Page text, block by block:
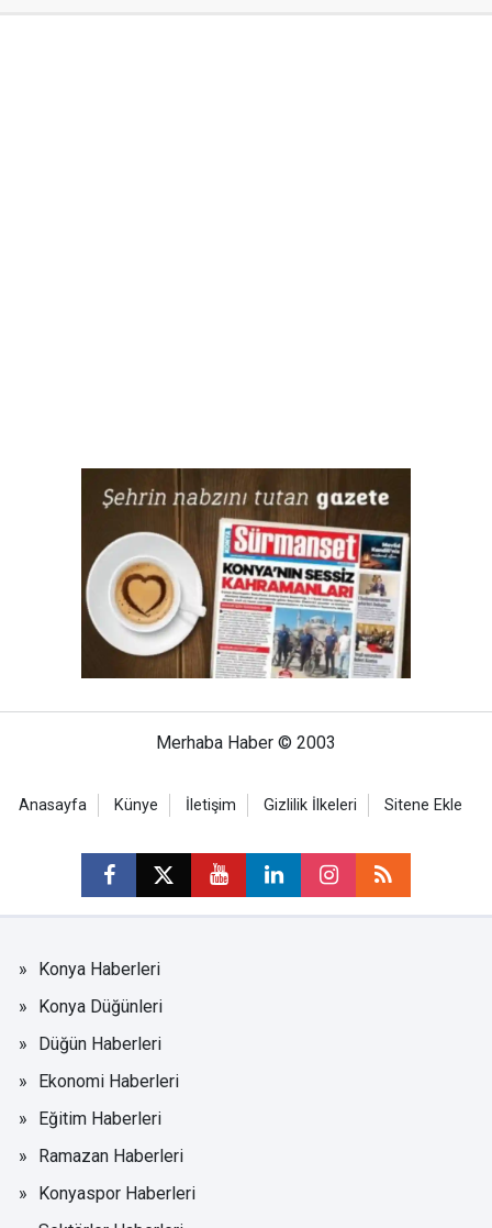
Merhaba Haber © 2003
Anasayfa Künye İletişim Gizlilik İlkeleri Sitene Ekle
Konya Haberleri
Konya Düğünleri
Düğün Haberleri
Ekonomi Haberleri
Eğitim Haberleri
Ramazan Haberleri
Konyaspor Haberleri